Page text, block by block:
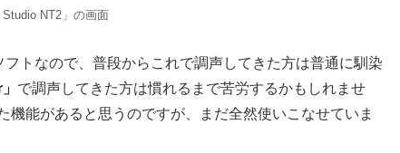
Studio NT2」の画面
トなので、普段からこれで調声してきた方は普通に馴染
で調声してきた方は慣れるまで苦労するかもしれませ
能があると思うのですが、まだ全然使いこなせていま